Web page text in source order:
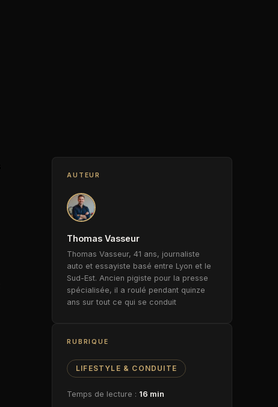
AUTEUR
Thomas Vasseur
Thomas Vasseur, 41 ans, journaliste
auto et essayiste basé entre Lyon et le
Sud-Est. Ancien pigiste pour la presse
spécialisée, il a roulé pendant quinze
ans sur tout ce qui se conduit
RUBRIQUE
LIFESTYLE & CONDUITE
Temps de lecture : 16 min